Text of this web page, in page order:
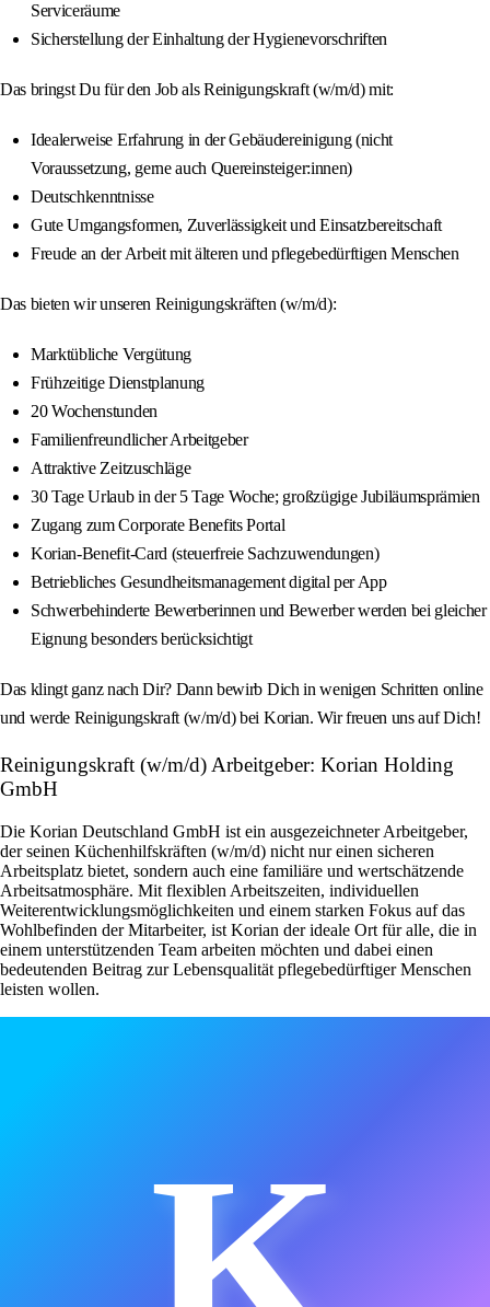
Serviceräume
Sicherstellung der Einhaltung der Hygienevorschriften
Das bringst Du für den Job als Reinigungskraft (w/m/d) mit:
Idealerweise Erfahrung in der Gebäudereinigung (nicht
Voraussetzung, gerne auch Quereinsteiger:innen)
Deutschkenntnisse
Gute Umgangsformen, Zuverlässigkeit und Einsatzbereitschaft
Freude an der Arbeit mit älteren und pflegebedürftigen Menschen
Das bieten wir unseren Reinigungskräften (w/m/d):
Marktübliche Vergütung
Frühzeitige Dienstplanung
20 Wochenstunden
Familienfreundlicher Arbeitgeber
Attraktive Zeitzuschläge
30 Tage Urlaub in der 5 Tage Woche; großzügige Jubiläumsprämien
Zugang zum Corporate Benefits Portal
Korian-Benefit-Card (steuerfreie Sachzuwendungen)
Betriebliches Gesundheitsmanagement digital per App
Schwerbehinderte Bewerberinnen und Bewerber werden bei gleicher
Eignung besonders berücksichtigt
Das klingt ganz nach Dir? Dann bewirb Dich in wenigen Schritten online
und werde Reinigungskraft (w/m/d) bei Korian. Wir freuen uns auf Dich!
Reinigungskraft (w/m/d) Arbeitgeber: Korian Holding
GmbH
Die Korian Deutschland GmbH ist ein ausgezeichneter Arbeitgeber,
der seinen Küchenhilfskräften (w/m/d) nicht nur einen sicheren
Arbeitsplatz bietet, sondern auch eine familiäre und wertschätzende
Arbeitsatmosphäre. Mit flexiblen Arbeitszeiten, individuellen
Weiterentwicklungsmöglichkeiten und einem starken Fokus auf das
Wohlbefinden der Mitarbeiter, ist Korian der ideale Ort für alle, die in
einem unterstützenden Team arbeiten möchten und dabei einen
bedeutenden Beitrag zur Lebensqualität pflegebedürftiger Menschen
leisten wollen.